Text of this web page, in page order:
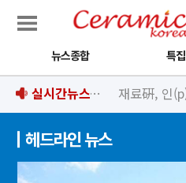
뉴스종합 특집
실시간뉴스
헤드라인 뉴스